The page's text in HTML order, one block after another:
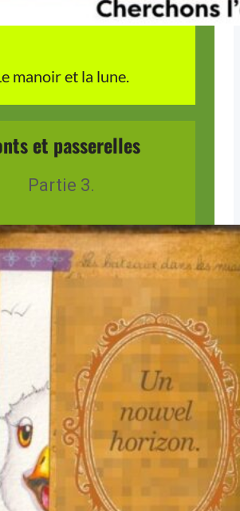
manoir et la lune.
et passerelles
Partie 3.